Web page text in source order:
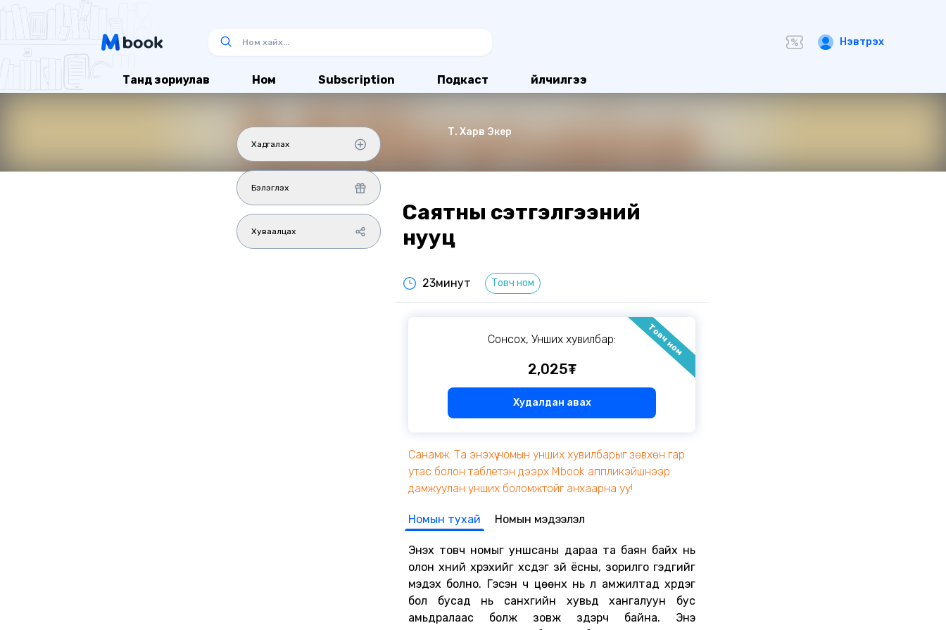
Нэвтрэх
Танд зориулав Ном Subscription Подкаст Үйлчилгээ
Т. Харв Экер
Хадгалах
Бэлэглэх
Хуваалцах
Саятны сэтгэлгээний
нууц
23минут Товч ном
Товч ном
Сонсох, Унших хувилбар:
2,025₮
Худалдан авах
Санамж: Та энэхүү номын унших хувилбарыг зөвхөн гар
утас болон таблетэн дээрх Mbook аппликэйшнээр
дамжуулан унших боломжтойг анхаарна уу!
Номын тухай Номын мэдээлэл
Энэхүү товч номыг уншсаны дараа та баян байх нь
олон хүний хүрэхийг хүсдэг зүй ёсны, зорилго гэдгийг
мэдэх болно. Гэсэн ч цөөнх нь л амжилтад хүрдэг
бол бусад нь санхүүгийн хувьд хангалуун бус
амьдралаас болж зовж зүдэрч байна. Энэ